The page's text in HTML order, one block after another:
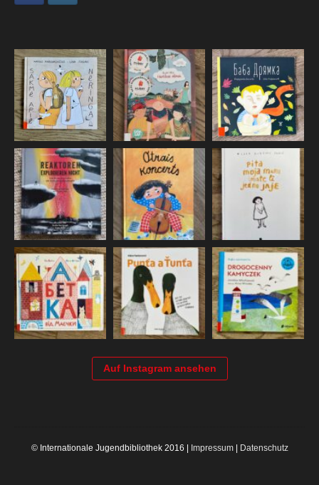
Auf Instagram ansehen
© Internationale Jugendbibliothek 2016 | Impressum| Datenschutz